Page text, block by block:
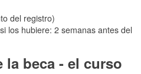
del registro)
los hubiere: 2 semanas antes del
la beca - el curso